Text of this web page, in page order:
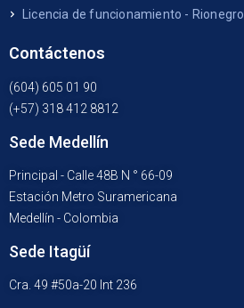
Licencia de funcionamiento - Rionegro
Contáctenos
(604) 605 01 90
(+57) 318 412 8812
Sede Medellín
Principal - Calle 48B N ° 66-09
Estación Metro Suramericana
Medellín - Colombia
Sede Itagüí
Cra. 49 #50a-20 Int 236